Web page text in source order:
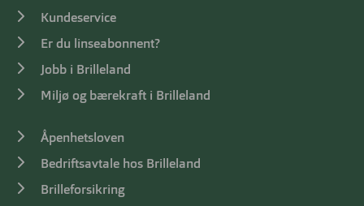
Kundeservice
Er du linseabonnent?
Jobb i Brilleland
Miljø og bærekraft i Brilleland
Åpenhetsloven
Bedriftsavtale hos Brilleland
Brilleforsikring